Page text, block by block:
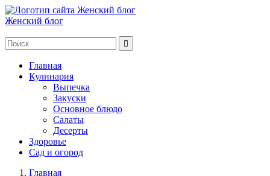
Женский блог
Главная
Кулинария
Выпечка
Закуски
Основное блюдо
Салаты
Десерты
Здоровье
Сад и огород
Главная